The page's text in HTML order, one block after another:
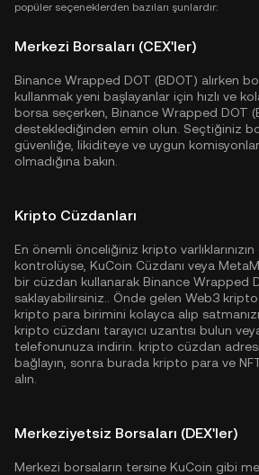
popüler seçeneklerden bazıları şunlardır:
Merkezi Borsaları (CEX'ler)
Binance Wrapped DOT (BDOT) alırken
kullanmak yeni başlayanlar için hızlı ve
borsa seçerken, Binance Wrapped DOT
desteklediğinden emin olun. Seçtiğiniz
güvenliğe, likiditeye ve uygun
olmadığına bakın.
Kripto Cüzdanları
En önemli önceliğiniz kripto
kontrolüyse, KuCoin Cüzdanı veya
bir cüzdan kullanarak Binance Wrapped
saklayabilirsiniz.. Önde gelen Web3
kripto para birimini kolayca alıp
kripto cüzdanı tarayıcı uzantısı bulun
telefonunuza indirin. kripto cüzdan
bağlayın, sonra burada kripto para ve
alın.
Merkeziyetsiz Borsaları (DEX'ler)
Merkezi borsaların tersine KuCoin gibi